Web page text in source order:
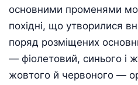
основними променями
похідні, що утворилися
поряд розміщених
— фіолетовий, синього і
жовтого й червоного —